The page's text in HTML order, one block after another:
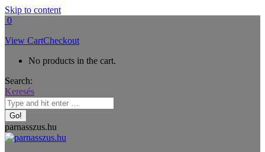
Skip to content
0
View CartCheckout
No products in the cart.
Search:
Keresés
parnasszus.hu